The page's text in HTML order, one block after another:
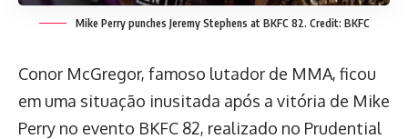
Mike Perry punches Jeremy Stephens at BKFC 82. Credit: BKFC
Conor McGregor, famoso lutador de MMA, ficou
em uma situação inusitada após a vitória de Mike
Perry no evento BKFC 82, realizado no Prudential